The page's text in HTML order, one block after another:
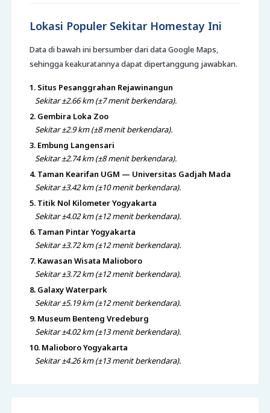
Lokasi Populer Sekitar Homestay Ini
Data di bawah ini bersumber dari data Google Maps,
sehingga keakuratannya dapat dipertanggung jawabkan.
1. Situs Pesanggrahan Rejawinangun
Sekitar ±2.66 km (±7 menit berkendara).
2. Gembira Loka Zoo
Sekitar ±2.9 km (±8 menit berkendara).
3. Embung Langensari
Sekitar ±2.74 km (±8 menit berkendara).
4. Taman Kearifan UGM — Universitas Gadjah Mada
Sekitar ±3.42 km (±10 menit berkendara).
5. Titik Nol Kilometer Yogyakarta
Sekitar ±4.02 km (±12 menit berkendara).
6. Taman Pintar Yogyakarta
Sekitar ±3.72 km (±12 menit berkendara).
7. Kawasan Wisata Malioboro
Sekitar ±3.72 km (±12 menit berkendara).
8. Galaxy Waterpark
Sekitar ±5.19 km (±12 menit berkendara).
9. Museum Benteng Vredeburg
Sekitar ±4.02 km (±13 menit berkendara).
10. Malioboro Yogyakarta
Sekitar ±4.26 km (±13 menit berkendara).